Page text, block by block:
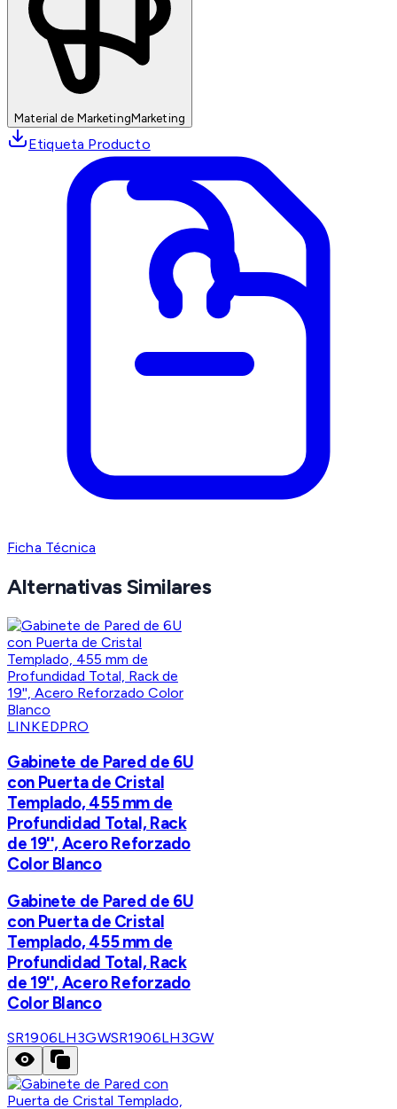
Material de MarketingMarketing
Etiqueta Producto
Ficha Técnica
Alternativas Similares
LINKEDPRO
Gabinete de Pared de 6U
con Puerta de Cristal
Templado, 455 mm de
Profundidad Total, Rack
de 19'', Acero Reforzado
Color Blanco
Gabinete de Pared de 6U
con Puerta de Cristal
Templado, 455 mm de
Profundidad Total, Rack
de 19'', Acero Reforzado
Color Blanco
SR1906LH3GWSR1906LH3GW